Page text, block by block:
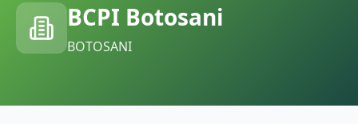
BCPI Botosani
BOTOSANI